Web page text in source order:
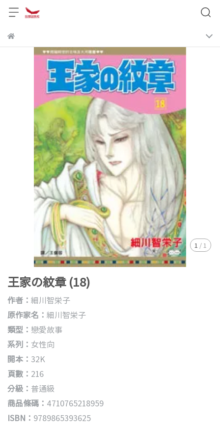
1 / 1
王家の紋章 (18)
作者： 細川智栄子
原作家名： 細川智栄子
類型： 戀愛故事
系列： 女性向
開本： 32K
頁數： 216
分級： 普通級
商品條碼： 4710765218959
ISBN： 9789865393625